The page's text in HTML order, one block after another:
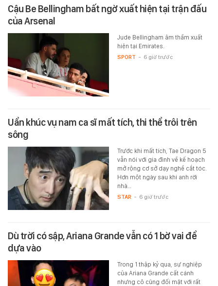
Cậu Be Bellingham bất ngờ xuất hiện tại trận đấu
của Arsenal
Jude Bellingham âm thầm xuất
hiện tại Emirates.
SPORT - 6 giờ trước
Uẩn khúc vụ nam ca sĩ mất tích, thi thể trôi trên
sông
Trước khi mất tích, Tae Dragon 5
vẫn nói với gia đình về kế hoạch
mở rộng cơ sở dạy nghề cắt tóc.
Hơn một ngày sau khi anh rời
nhà…
STAR - 6 giờ trước
Dù trời có sập, Ariana Grande vẫn có 1 bờ vai để
dựa vào
Trong 1 thập kỷ qua, sự nghiệp
của Ariana Grande cất cánh
nhưng cô cũng đối mặt với rất